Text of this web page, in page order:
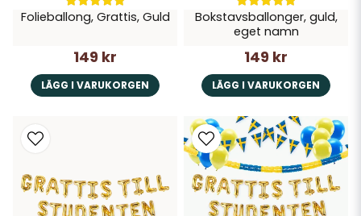
Folieballong, Grattis, Guld
149 kr
LÄGG I VARUKORGEN
Bokstavsballonger, guld,
eget namn
149 kr
LÄGG I VARUKORGEN